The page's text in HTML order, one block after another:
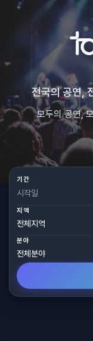
전국의 공연,
모두의 공연,
기간
지역
분야